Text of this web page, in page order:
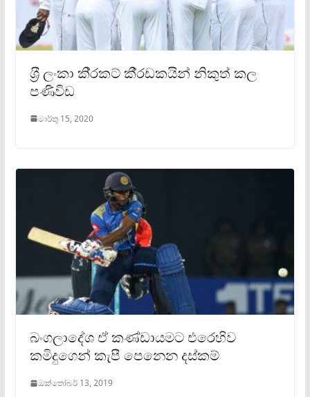
ශ‍්‍රී ලංකා කි‍්‍රකට් කී‍්‍රඩකයින් නිකුත් කල
පණිවිඩ
මාර්තු 15, 2020
බංගලාදේශ ඒ කණ්ඩායමට එරෙහිව
කමිදුගෙන් කැපී පෙනෙන දස්කම්
ඔක්තෝබර් 13, 2019